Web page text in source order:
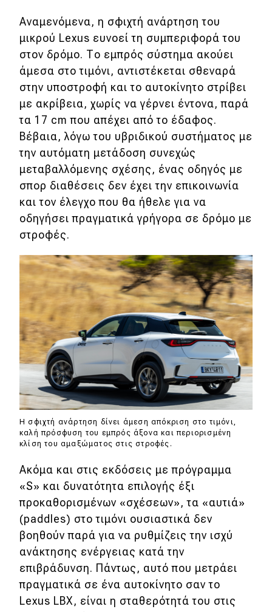
Αναμενόμενα, η σφιχτή ανάρτηση του
μικρού Lexus ευνοεί τη συμπεριφορά του
στον δρόμο. Το εμπρός σύστημα ακούει
άμεσα στο τιμόνι, αντιστέκεται σθεναρά
στην υποστροφή και το αυτοκίνητο στρίβει
με ακρίβεια, χωρίς να γέρνει έντονα, παρά
τα 17 cm που απέχει από το έδαφος.
Βέβαια, λόγω του υβριδικού συστήματος με
την αυτόματη μετάδοση συνεχώς
μεταβαλλόμενης σχέσης, ένας οδηγός με
σπορ διαθέσεις δεν έχει την επικοινωνία
και τον έλεγχο που θα ήθελε για να
οδηγήσει πραγματικά γρήγορα σε δρόμο με
στροφές.
Η σφιχτή ανάρτηση δίνει άμεση απόκριση στο τιμόνι,
καλή πρόσφυση του εμπρός άξονα και περιορισμένη
κλίση του αμαξώματος στις στροφές.
Ακόμα και στις εκδόσεις με πρόγραμμα
«S» και δυνατότητα επιλογής έξι
προκαθορισμένων «σχέσεων», τα «αυτιά»
(paddles) στο τιμόνι ουσιαστικά δεν
βοηθούν παρά για να ρυθμίζεις την ισχύ
ανάκτησης ενέργειας κατά την
επιβράδυνση. Πάντως, αυτό που μετράει
πραγματικά σε ένα αυτοκίνητο σαν το
Lexus LBX, είναι η σταθερότητά του στις